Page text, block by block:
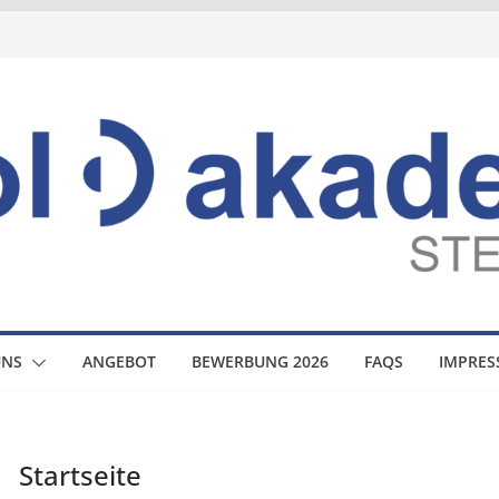
ANGEBOT BEWERBUNG 2026 FAQS
Startseite